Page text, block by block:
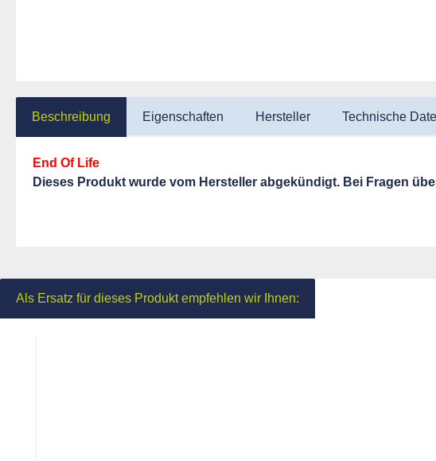
Beschreibung Eigenschaften Hersteller Technische
End Of Life
Dieses Produkt wurde vom Hersteller abgekündigt. Bei Fragen
Als Ersatz für dieses Produkt empfehlen wir Ihnen: